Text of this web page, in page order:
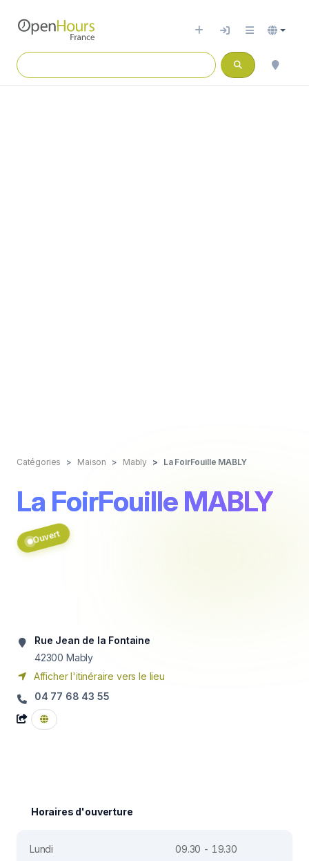
Catégories Maison Mably La FoirFouille MABLY
La FoirFouille MABLY
Ouvert
Rue Jean de la Fontaine
42300 Mably
Afficher l'itinéraire vers le lieu
04 77 68 43 55
Horaires d'ouverture
Lundi
09.30 - 19.30